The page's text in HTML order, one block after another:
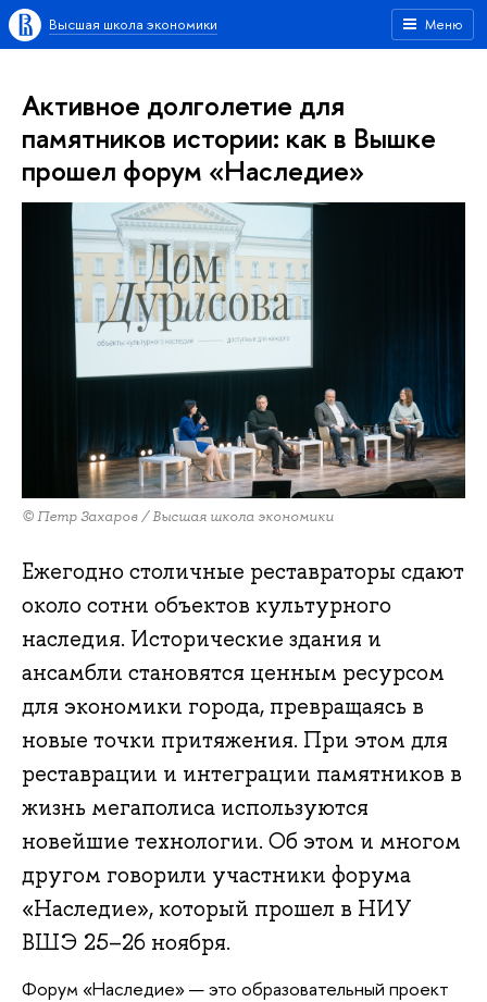
Меню
Высшая школа экономики
Активное долголетие для
памятников истории: как в Вышке
прошел форум «Наследие»
© Петр Захаров / Высшая школа экономики
Ежегодно столичные реставраторы сдают
около сотни объектов культурного
наследия. Исторические здания и
ансамбли становятся ценным ресурсом
для экономики города, превращаясь в
новые точки притяжения. При этом для
реставрации и интеграции памятников в
жизнь мегаполиса используются
новейшие технологии. Об этом и многом
другом говорили участники форума
«Наследие», который прошел в НИУ
ВШЭ 25–26 ноября.
Форум «Наследие» — это образовательный проект